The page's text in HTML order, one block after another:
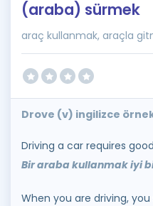
(araba) sürmek
araç kullanmak, araçla
Drove (v) ingilizce
Driving a car requires
Bir araba kullanmak iyi
When you are driving,